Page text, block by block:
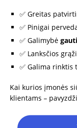
✅ Greitas
✅ Pinigai
✅ Galimybė
✅ Lanksčios
✅ Galima
Kai kurios įmonės
klientams –